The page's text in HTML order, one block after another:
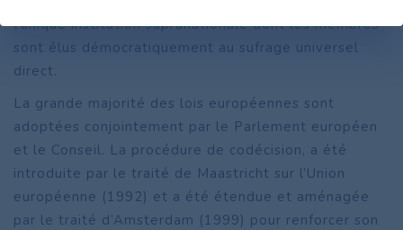
l’unique institution supranationale dont les membres
sont élus démocratiquement au sufrage universel
direct.
La grande majorité des lois européennes sont
adoptées conjointement par le Parlement européen
et le Conseil. La procédure de codécision, a été
introduite par le traité de Maastricht sur l’Union
européenne (1992) et a été étendue et aménagée
par le traité d’Amsterdam (1999) pour renforcer son